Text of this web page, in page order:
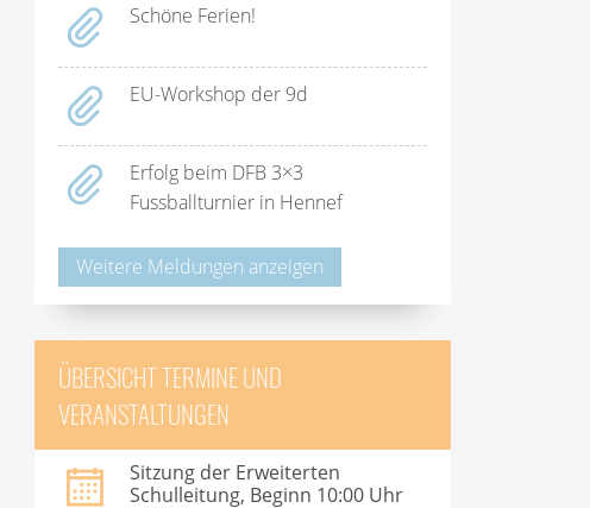
Schöne Ferien!
EU-Workshop der 9d
Erfolg beim DFB 3×3
Fussballturnier in Hennef
Weitere Meldungen anzeigen
ÜBERSICHT TERMINE UND
VERANSTALTUNGEN
Sitzung der Erweiterten
Schulleitung, Beginn 10:00 Uhr